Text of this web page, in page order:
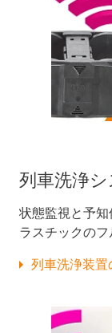
列車洗浄
状態監視と予
ラスチックのフ
列車洗浄装置